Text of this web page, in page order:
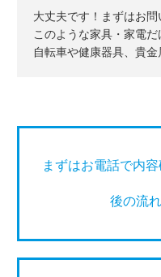
大丈夫です！まずはお問
このような家具・家電だ
自転車や健康器具、貴金
まずはお電話で内
後の流